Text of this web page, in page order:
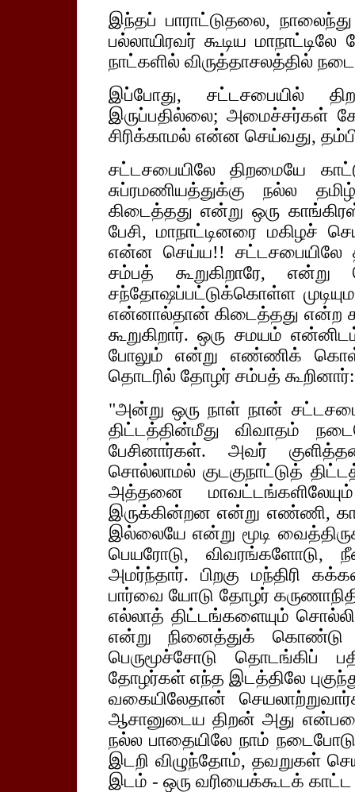
இந்தப் பாராட்டுதலை,
பல்லாயிரவர் கூடிய
நாட்களில் விருத்தாசலத்தில்
இப்போது, சட்டசபையில்
இருப்பதில்லை; அமைச்சர்கள்
சிரிக்காமல் என்ன செய்வது,
சட்டசபையிலே திறமையே
சுப்ரமணியத்துக்கு நல்ல
கிடைத்தது என்று ஒரு
பேசி, மாநாட்டினரை மகிழச்
என்ன செய்ய!! சட்டசபையிலே
சம்பத் கூறுகிறாரே, என்று
சந்தோஷப்பட்டுக்கொள்ள
என்னால்தான் கிடைத்தது என்ற
கூறுகிறார். ஒரு சமயம்
போலும் என்று எண்ணிக்
தொடரில் தோழர் சம்பத் கூறினார்:
"அன்று ஒரு நாள் நான்
திட்டத்தின்மீது விவாதம்
பேசினார்கள். அவர்
சொல்லாமல் குடகுநாட்டுத்
அத்தனை
இருக்கின்றன என்று எண்ணி,
இல்லையே என்று மூடி
பெயரோடு,
அமர்ந்தார். பிறகு மந்திரி
பார்வை யோடு தோழர்
எல்லாத் திட்டங்களையும்
என்று நினைத்துக் கொண்டு
பெருமூச்சோடு தொடங்கிப்
தோழர்கள் எந்த இடத்திலே
வகையிலேதான்
ஆசானுடைய திறன் அது
நல்ல பாதையிலே நாம்
இடறி விழுந்தோம், தவறுகள்
இடம் - ஒரு வரியைக்கூடக் காட்ட